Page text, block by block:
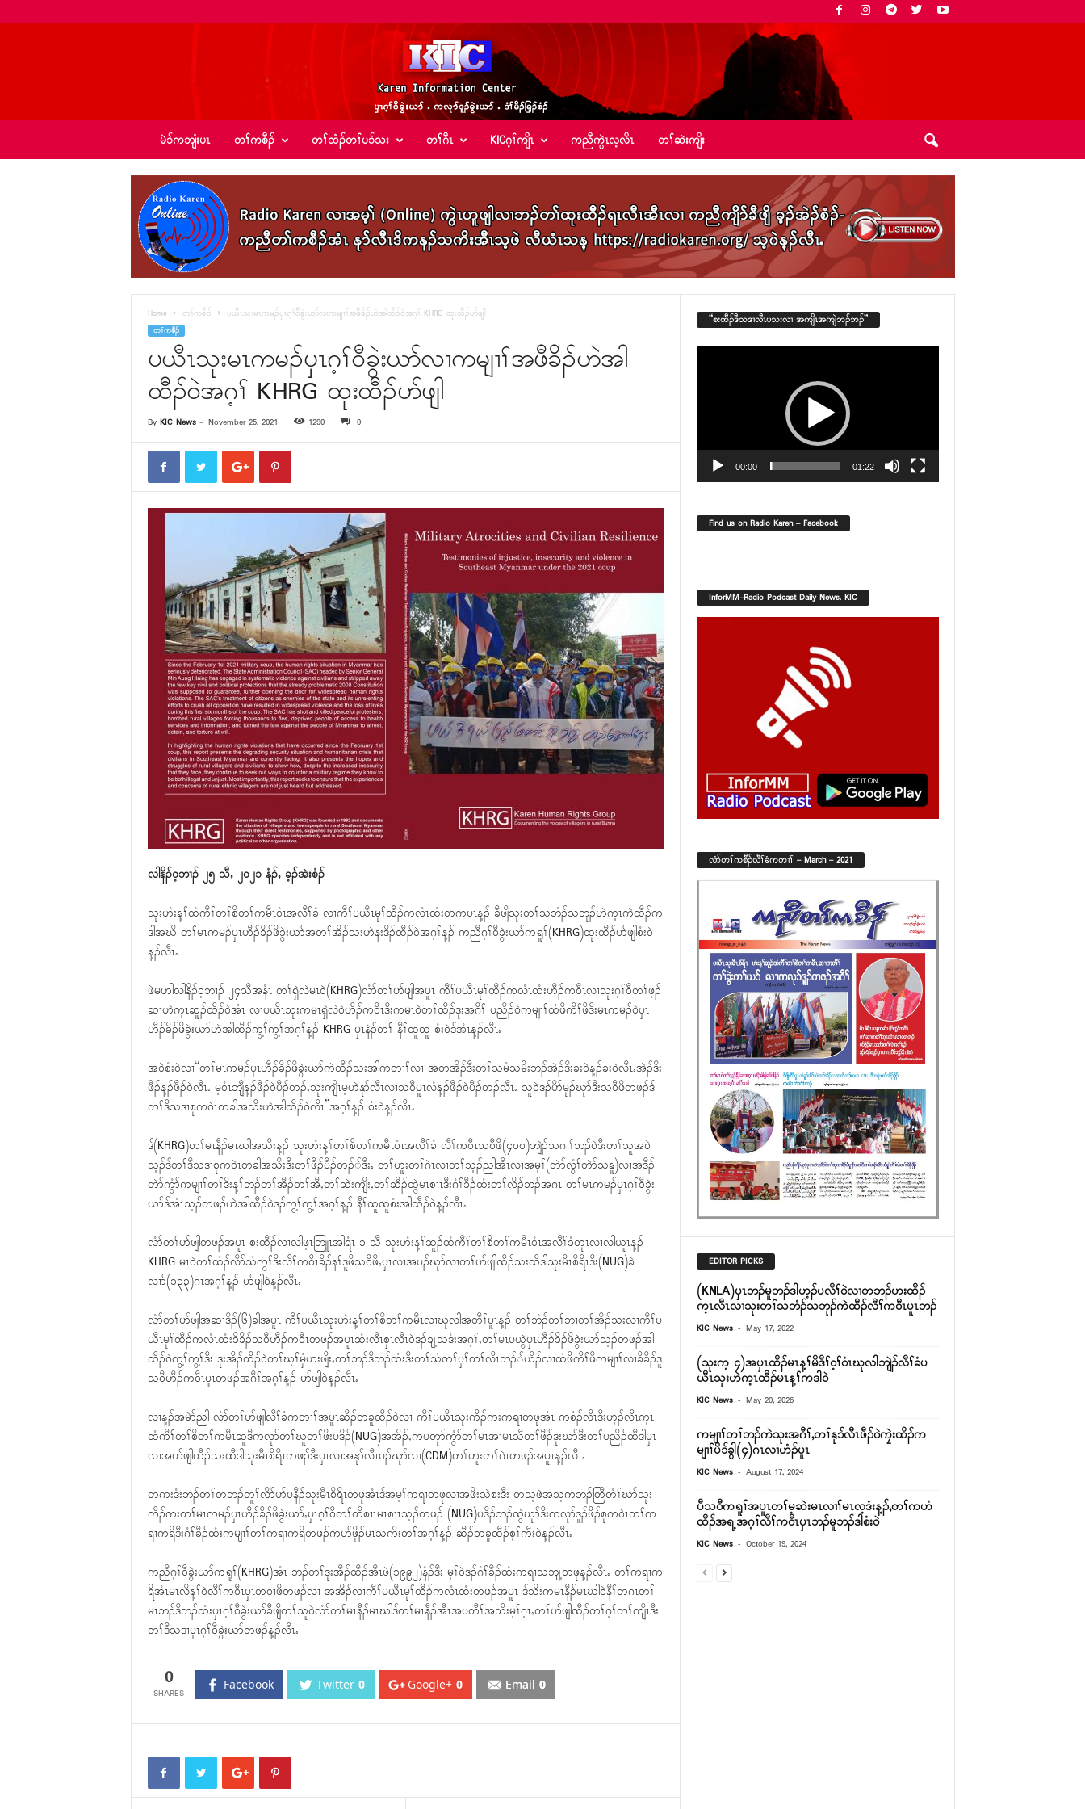
အဲ
မဲၥ်ကဘျံးပၤ တၢ်ကစီၣ် တၢ်ထံၣ်တၢ်ပၥ်သး တၢ်ဂီၤ KICဂ့ၢ်ကျိၤ ကညီကွဲၤလ့လိၤ တၢ်ဆဲးကျိး
Home တၢ်ကစီၣ် ပယီၤသုးမၤကမၣ်ၦၤဂ့ၢ်၀ီခွဲးယာ်လၢကမျၢၢ်အဖီခိၣ်ဟဲအါထီၣ်၀ဲအဂ့ၢ် KHRG ထုးထီၣ်ပာ်ဖျါ
တၢ်ကစီၣ်
ပယီၤသုးမၤကမၣ်ၦၤဂ့ၢ်၀ီခွဲးယာ်လၢကမျၢၢ်အဖီခိၣ်ဟဲအါ
ထီၣ်၀ဲအဂ့ၢ် KHRG ထုးထီၣ်ပာ်ဖျါ
By KIC News- November 25, 2021 1290 0
လါနိၣ်၀့ဘၢၣ် ၂၅ သီႇ ၂၀၂၁ နံၣ်ႇ ခ့ၣ်အဲးစံၣ်
သုးဟံးန့ၢ်ထံကီၢ်တၢ်စိတၢ်ကမီၤ၀ံၤအလီၢ်ခံ လၢကီၢ်ပယီၤမုၢ်ထီၣ်ကလံၤထံးတကပၤန့ၣ် ခီဖျိသုးတၢ်သဘံၣ်သဘုၣ်ဟဲက့ၤကဲထီၣ်က
ဒါအဃိ တၢ်မၤကမၣ်ၦၤဟီၣ်ခိၣ်ဖိခွဲးယာ်အတၢ်အိၣ်သးဟဲနးဒိၣ်ထီၣ်၀ဲအဂ့ၢ်န့ၣ် ကညီဂ့ၢ်၀ီခွဲးယာ်ကရူၢ်(KHRG)ထုးထီၣ်ပာ်ဖျါစံး၀ဲ
န့ၣ်လီၤႉ
ဖဲမဟါလါနိၣ်၀့ဘၢၣ် ၂၄သီအနံၤ တၢ်ရှဲလဲမၤ၀ဲ(KHRG)လံာ်တၢ်ပာ်ဖျါအပူၤ ကီၢ်ပယီၤမုၢ်ထီၣ်ကလံၤထံးဟီၣ်က၀ီၤလၢသုးဂ့ၢ်၀ီတၢ်ဖ့ၣ်
ဆၢဟဲက့ၤဆူၣ်ထီၣ်၀ဲအံၤ လၢပယီၤသုးကမၤရှဲလဲ၀ဲဟီၣ်က၀ီၤဒီးကမၤ၀ဲတၢ်ထီၣ်ဒုးအဂီၢ် ပညိၣ်၀ဲကမျၢၢ်ထံဖိကိၢ်ဖိဒီးမၤကမၣ်၀ဲၦၤ
ဟီၣ်ခိၣ်ဖိခွဲးယာ်ဟဲအါထီၣ်ကွ့ၢ်ကွ့ၢ်အဂ့ၢ်န့ၣ် KHRG ၦၤနဲၣ်တၢ် နီၢ်ထူထူ စံး၀ဲဒ်အံၤန့ၣ်လီၤႉ
အ၀ဲစံး၀ဲလၢ“တၢ်မၤကမၣ်ၦၤဟီၣ်ခိၣ်ဖိခွဲးယာ်ကဲထီၣ်သးအါကတၢၢ်လၢ အတအိၣ်ဒီးတၢ်သမံသမိးဘၣ်အဲၣ်ဒိးခး၀ဲန့ၣ်ခး၀ဲလီၤႇအဲၣ်ဒိး
ဖီၣ်န့ၣ်ဖီၣ်၀ဲလီၤႉ မ့၀ံၤဘျီန့ၣ်ဖီၣ်၀ဲပီၣ်တၣ်ႇသုးကျိၤမ့ဟဲနုာ်လီၤလၢသ၀ီပူၤလံန့ၣ်ဖီၣ်၀ဲပီၣ်တၣ်လီၤႉ သူ၀ဲဒၣ်ပိာ်မုၣ်ဃုာ်ဒီးသ၀ီဖိတဖၣ်ဒ်
တၢ်ဒီသဒၢစုက၀ဲၤတခါအသိးဟဲအါထီၣ်၀ဲလီၤ”အဂ့ၢ်န့ၣ် စံး၀ဲန့ၣ်လီၤႉ
ဒ်(KHRG)တၢ်မၤနီၣ်မၤဃါအသိးန့ၣ် သုးဟံးန့ၢ်တၢ်စိတၢ်ကမီၤ၀ံၤအလီၢ်ခံ လီၢ်က၀ီၤသ၀ီဖိ(၄၀၀)ဘျဲၣ်သဂၢၢ်ဘၣ်၀ဲဒီးတၢ်သူအ၀ဲ
သ့ၣ်ဒ်တၢ်ဒီသဒၢစုက၀ဲၤတခါအသိးဒီးတၢ်ဖီၣ်ပီၣ်တၣ််ဒီးႇ တၢ်ဟူးတၢ်ဂဲၤလၢတၢ်သ့ၣ်ညါအီၤလၢအမ့ၢ်(တဲာ်လွံၢ်တဲာ်သနူ)လၢအဒီၣ်
တဲာ်ကွံာ်ကမျၢၢ်တၢ်ဒိးန့ၢ်ဘၣ်တၢ်အီၣ်တၢ်အီႇတၢ်ဆဲးကျိးႇတၢ်ဆီၣ်ထွဲမၤစၢၤဒီးဂံၢ်ခီၣ်ထံးတၢ်လိၣ်ဘၣ်အဂၤ တၢ်မၤကမၣ်ၦၤဂ့ၢ်၀ီခွဲး
ယာ်ဒ်အံၤသ့ၣ်တဖၣ်ဟဲအါထီၣ်၀ဲဒၣ်ကွ့ၢ်ကွ့ၢ်အဂ့ၢ်န့ၣ် နီၢ်ထူထူစံးအါထီၣ်၀ဲန့ၣ်လီၤႉ
လံာ်တၢ်ပာ်ဖျါတဖၣ်အပူၤ စးထီၣ်လၢလါဖ့ၤဘြူၤအါရံၤ ၁ သီ သုးဟံးန့ၢ်ဆူၣ်ထံကီၢ်တၢ်စိတၢ်ကမီၤ၀ံၤအလီၢ်ခံတုၤလၢလါယူၤန့ၣ်
KHRG မၤ၀ဲတၢ်ထံၣ်လိာ်သံကွၢ်ဒီးလီၢ်က၀ီၤခိၣ်နၢ်ဒူဖိသ၀ီဖိႇၦၤလၢအပၣ်ဃုာ်လၢတၢ်ပာ်ဖျါထီၣ်သးထီဒါသုးမီၤစိရိၤဒီး(NUG)ခဲ
လၢာ်(၁၃၃)ဂၤအဂ့ၢ်န့ၣ် ပာ်ဖျါ၀ဲန့ၣ်လီၤႉ
လံာ်တၢ်ပာ်ဖျါအဆၢဒိၣ်(၆)ခါအပူၤ ကီၢ်ပယီၤသုးဟံးန့ၢ်တၢ်စိတၢ်ကမီၤလၢဃုလါအတီၢ်ပူၤန့ၣ် တၢ်ဘံၣ်တၢ်ဘၢတၢ်အိၣ်သးလၢကီၢ်ပ
ယီၤမုၢ်ထီၣ်ကလံၤထံးခိခိၣ်သ၀ီဟီၣ်က၀ီၤတဖၣ်အပူၤဆံးလီၤစှၤလီၤ၀ဲဒၣ်ချ့သဒံးအဂ့ၢ်ႇတၢ်မၤပယွဲၦၤဟီၣ်ခိၣ်ဖိခွဲးယာ်သ့ၣ်တဖၣ်အါ
ထီၣ်၀ဲကွ့ၢ်ကွ့ၢ်ဒီး ဒုးအိၣ်ထီၣ်၀ဲတၢ်ဃ့ၢ်မှံဟးဖျိးႇတၢ်ဘၣ်ဒိဘၣ်ထံးဒီးတၢ်သံတၢ်ၦၢ်တၢ်လီၤဘၣ််ယိၣ်လၢထံဖိကီၢ်ဖိကမျၢၢ်လၢခိခိၣ်ဒူ
သ၀ီဟီၣ်က၀ီၤပူၤတဖၣ်အဂီၢ်အဂ့ၢ်န့ၣ် ပာ်ဖျါ၀ဲန့ၣ်လီၤႉ
လၢန့ၣ်အမဲာ်ညါ လံာ်တၢ်ပာ်ဖျါလီၢ်ခံကတၢၢ်အပူၤဆီၣ်တခူထီၣ်၀ဲလၢ ကီၢ်ပယီၤသုးကီၣ်ကးကရၢတဖုအံၤ ကစံၣ်လီၤဒီးဟ့ၣ်လီၤက့ၤ
ထံကီၢ်တၢ်စိတၢ်ကမီၤဆူဒီကလုာ်တၢ်ဃူတၢ်ဖိးပဒိၣ်(NUG)အအိၣ်ႇကပတုာ်ကွံာ်တၢ်မၤအၢမၤသီတၢ်ဖီၣ်ဒုးဃာ်ဒီးတၢ်ပညိၣ်ထီဒါၦၤ
လၢအပာ်ဖျါထီၣ်သးထီဒါသုးမီၤစိရိၤတဖၣ်ဒီးၦၤလၢအနုာ်လီၤပၣ်ဃုာ်လၢ(CDM)တၢ်ဟူးတၢ်ဂဲၤတဖၣ်အပူၤန့ၣ်လီၤႉ
တကးဒံးဘၣ်တၢ်တဘၣ်တူၢ်လိာ်ပာ်ပနီၣ်သုးမီၤစိရိၤတဖုအံၤဒ်အမ့ၢ်ကရၢတဖုလၢအဖိးသဲစးဒီး တသ့ဖဲအသ့ကဘၣ်တြီတံၢ်ဃာ်သုး
ကီၣ်ကးတၢ်မၤကမၣ်ၦၤဟီၣ်ခိၣ်ဖိခွဲးယာ်ႇၦၤဂ့ၢ်၀ီတၢ်တိစၢၤမၤစၢၤသ့ၣ်တဖၣ် (NUG)ပဒိၣ်ဘၣ်ထွဲဃုာ်ဒီးကလုာ်ဒူၣ်ဖီၣ်စုက၀ဲၤတၢ်က
ရၢကရိဒီးဂံၢ်ခီၣ်ထံးကမျၢၢ်တၢ်ကရၢကရိတဖၣ်ကပာ်ဖှိၣ်မၤသကိးတၢ်အဂ့ၢ်န့ၣ် ဆီၣ်တခူထီၣ်စ့ၢ်ကီး၀ဲန့ၣ်လီၤႉ
ကညီဂ့ၢ်၀ီခွဲးယာ်ကရူၢ်(KHRG)အံၤ ဘၣ်တၢ်ဒုးအီၣ်ထီၣ်အီၤဖဲ(၁၉၉၂)နံၣ်ဒီး မ့ၢ်၀ဲဒၣ်ဂံၢ်ခီၣ်ထံးကရၢသဘျ့တဖုန့ၣ်လီၤႉ တၢ်ကရၢက
ရိအံၤမၤလိန့ၢ်၀ဲလီၢ်က၀ီၤၦၤတ၀ၢဖိတဖၣ်လၢ အအိၣ်လၢကီၢ်ပယီၤမုၢ်ထီၣ်ကလံၤထံးတဖၣ်အပူၤ ဒ်သိးကမၤနီၣ်မၤဃါ၀ဲနီၢ်တဂၤတၢ်
မၤဘၣ်ဒိဘၣ်ထံးၦၤဂ့ၢ်၀ီခွဲးယာ်ခီဖျိတၢ်သူ၀ဲလံာ်တၢ်မၤနီၣ်မၤဃါဒ်တၢ်မၤနီၣ်အီၤအပတီၢ်အသိးမ့ၢ်ဂ့ၤႇတၢ်ပာ်ဖျါထီၣ်တၢ်ဂ့ၢ်တၢ်ကျိၤဒီး
တၢ်ဒီသဒၢၦၤဂ့ၢ်၀ီခွဲးယာ်တဖၣ်န့ၣ်လီၤႉ
0 Facebook Twitter 0 Google+ 0 Email 0
“စးထီၣ်ဒီသဒၢလီၤပသးလၢ အကျိၤအကျဲဘၣ်ဘၣ်”
00:00 01:22
Find us on Radio Karen – Facebook
InforMM-Radio Podcast Daily News. KIC
လံာ်တၢ်ကစီၣ်လီၢ်ခံကတၢၢ် – March – 2021
EDITOR PICKS
(KNLA)ၦၤဘၣ်မူဘၣ်ဒါဟ့ၣ်ပလီၢ်၀ဲလၢတဘၣ်ဟးထီၣ်
က့ၤလီၤလၢသုးတၢ်သဘံၣ်သဘုၣ်ကဲထီၣ်လီၢ်က၀ီၤပူၤဘၣ်
KIC News - May 17, 2022
(သုးက့ ၄)အပှၤထီၣ်မၤန့ၢ်မိဒီၢ်ဝ့ၢ်ဝံၤဃုလါဘျဲၣ်လီၢ်ခံပ
ယီၤသုးဟဲက့ၤထီၣ်မၤန့ၢ်ကဒါဝဲ
KIC News - May 20, 2026
ကမျၢၢ်တၢ်ဘၣ်ကဲသုးအဂီၢ်,တၢ်နုၥ်လီၤဖီၣ်ဝဲကၠဲးထိၣ်က
မျၢၢ်ပိၥ်ခွါ(၄)ဂၤလၢဟံၣ်ပူၤ
KIC News - August 17, 2024
ပီသဝီကရူၢ်အပူၤတၢ်မ့ဆဲးမၤလၢၢ်မၤလ့ဒံးန့ၣ်,တၢ်ကဟံ
ထီၣ်အရ့အဂ့ၢ်လီၢ်ကဝီၤပှၤဘၣ်မူဘၣ်ဒါစံးဝဲ
KIC News - October 19, 2024